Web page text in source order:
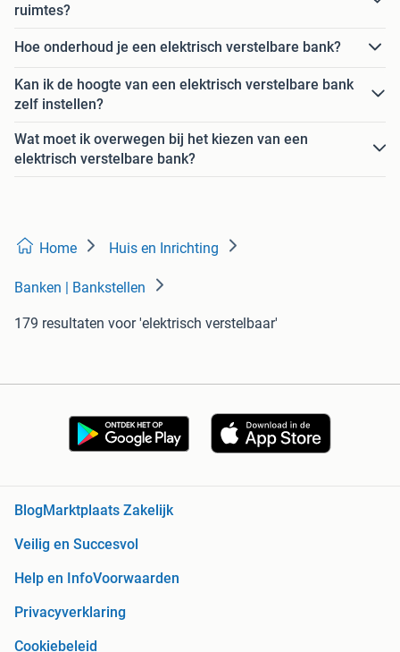
ruimtes?
Hoe onderhoud je een elektrisch verstelbare bank?
Kan ik de hoogte van een elektrisch verstelbare bank
zelf instellen?
Wat moet ik overwegen bij het kiezen van een
elektrisch verstelbare bank?
Home Huis en Inrichting
Banken | Bankstellen
179 resultaten voor 'elektrisch verstelbaar'
BlogMarktplaats Zakelijk
Veilig en Succesvol
Help en InfoVoorwaarden
Privacyverklaring
Cookiebeleid